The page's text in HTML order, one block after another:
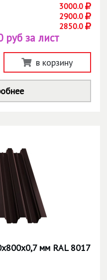
3000.0
2900.0
2850.0
руб за лист
в корзину
мм RAL 8017